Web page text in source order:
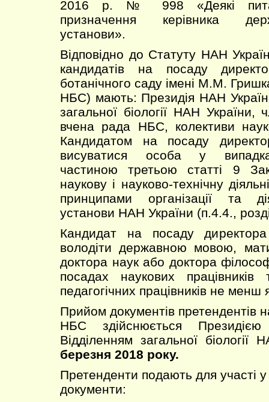
2016 р. № 998 «Деякі
призначення керівника
установи».
Відповідно до Статуту НАН
кандидатів на посаду
ботанічного саду імені М.М.
НБС) мають: Президія НАН
загальної біології НАН
вчена рада НБС, колективи
Кандидатом на посаду
висуватися особа у
частиною третьою статті 9
наукову і науково-технічну
принципами організації та
установи НАН України (п.4.4.,
Кандидат на посаду
володіти державною мовою,
доктора наук або доктора
посадах наукових
педагогічних працівників не менш
Прийом документів претендентів
НБС здійснюється
Відділенням загальної
березня 2018 року.
Претенденти подають для участі у
документи: